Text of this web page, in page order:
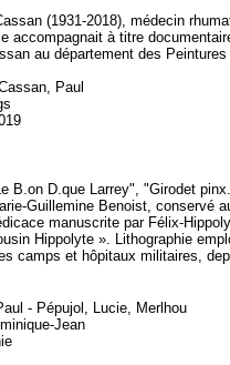
(1931-2018), médecin
accompagnait à titre
au département des
Paul
B.on D.que Larrey", "Girodet
Guillemine Benoist, conservé
manuscrite par Félix-
Hippolyte ». Lithographie
camps et hôpitaux militaires,
- Pépujol, Lucie, Merlhou
Jean